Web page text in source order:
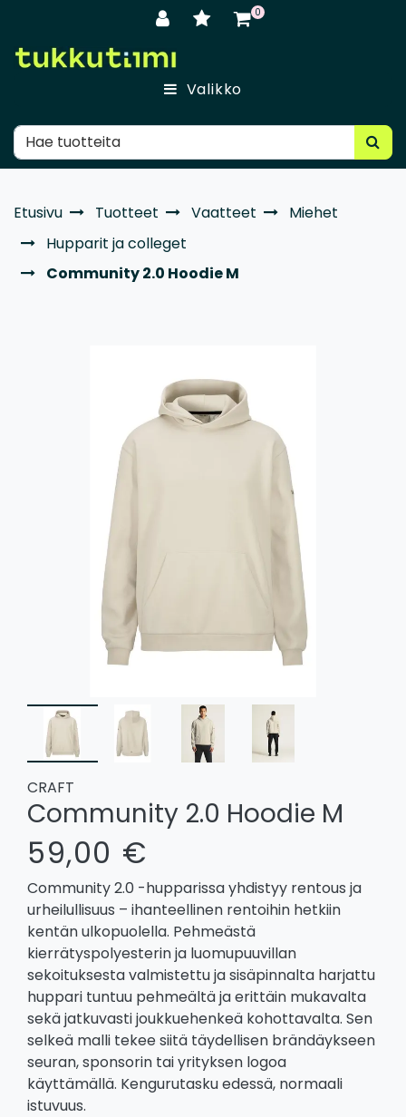
0
Valikko
Etusivu Tuotteet Vaatteet
Miehet
Hupparit ja colleget
Community 2.0 Hoodie M
CRAFT
Community 2.0 Hoodie M
59,00 €
Community 2.0 -hupparissa yhdistyy rentous ja
urheilullisuus – ihanteellinen rentoihin hetkiin
kentän ulkopuolella. Pehmeästä
kierrätyspolyesterin ja luomupuuvillan
sekoituksesta valmistettu ja sisäpinnalta harjattu
huppari tuntuu pehmeältä ja erittäin mukavalta
sekä jatkuvasti joukkuehenkeä kohottavalta. Sen
selkeä malli tekee siitä täydellisen brändäykseen
seuran, sponsorin tai yrityksen logoa
käyttämällä. Kengurutasku edessä, normaali
istuvuus.